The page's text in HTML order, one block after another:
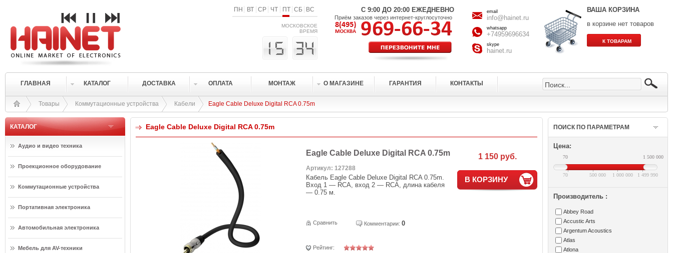
ПН ВТ СР ЧТ ПТ СБ ВС
МОСКОВСКОЕ
ВРЕМЯ
С 9:00 ДО 20:00 ЕЖЕДНЕВНО
Приём заказов через интернет-круглосуточно
email
info@hainet.ru
whatsapp
+74959696634
skype
hainet.ru
ВАША КОРЗИНА
в корзине нет товаров
ГЛАВНАЯ КАТАЛОГ ДОСТАВКА ОПЛАТА МОНТАЖ О МАГАЗИНЕ ГАРАНТИЯ КОНТАКТЫ
Товары Коммутационные устройства Кабели Eagle Cable Deluxe Digital RCA 0.75m
КАТАЛОГ
Аудио и видео техника
Проекционное оборудование
Коммутационные устройства
Портативная электроника
Автомобильная электроника
Мебель для AV-техники
Eagle Cable Deluxe Digital RCA 0.75m
Eagle Cable Deluxe Digital RCA 0.75m
Артикул: 127288
Кабель Eagle Cable Deluxe Digital RCA 0.75m.
Вход 1 — RCA, вход 2 — RCA, длина кабеля
— 0.75 м.
Сравнить Комментарии: 0
Рейтинг:
1 150 руб.
В КОРЗИНУ
ПОИСК ПО ПАРАМЕТРАМ
Цена:
70 1 500 000
70 1 499 990
500 000 1 000 000
Производитель :
Abbey Road
Accustic Arts
Argentum Acoustics
Atlas
Atlona